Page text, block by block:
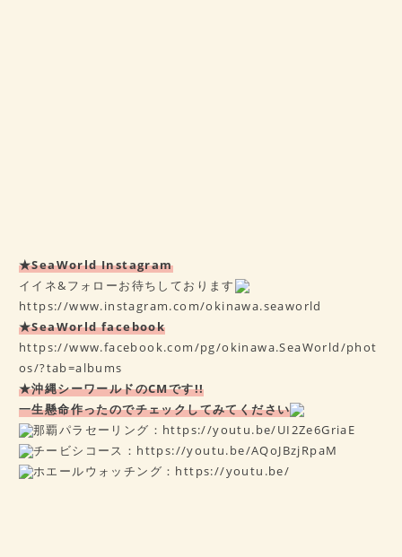
★SeaWorld Instagram
イイネ&フォローお待ちしております
https://www.instagram.com/okinawa.seaworld
★SeaWorld facebook
https://www.facebook.com/pg/okinawa.SeaWorld/phot
os/?tab=albums
★沖縄シーワールドのCMです!!
一生懸命作ったのでチェックしてみてください
那覇パラセーリング： https://youtu.be/UI2Ze6GriaE
チービシコース： https://youtu.be/AQoJBzjRpaM
ホエールウォッチング： https://youtu.be/